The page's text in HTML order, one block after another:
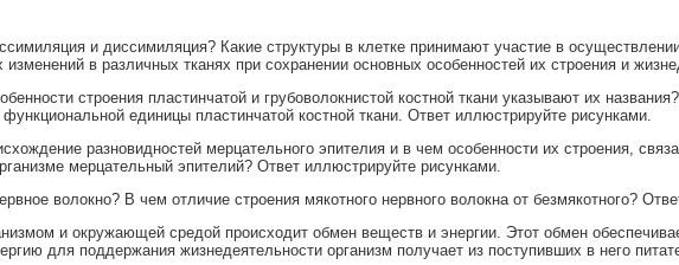
и диссимиляция? Какие структуры в клетке принимают участие в
в различных тканях при сохранении основных особенностей их строения и
строения пластинчатой и грубоволокнистой костной ткани указывают их
функциональной единицы пластинчатой костной ткани. Ответ иллюстрируйте рисунками.
разновидностей мерцательного эпителия и в чем особенности их строения,
мерцательный эпителий? Ответ иллюстрируйте рисунками.
волокно? В чем отличие строения мякотного нервного волокна от безмякотного?
и окружающей средой происходит обмен веществ и энергии. Этот обмен
для поддержания жизнедеятельности организм получает из поступивших в него